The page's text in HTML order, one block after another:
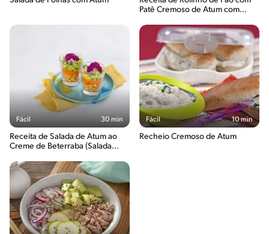
Patê Cremoso de Atum com
Fácil 30 min
Receita de Salada de Atum ao
Creme de Beterraba (Salada
Fácil 10 min
Recheio Cremoso de Atum